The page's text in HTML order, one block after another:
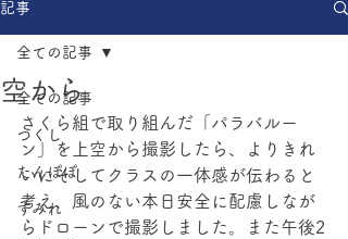
記事
全ての記事
つくし
たんぽぽ
すみれ
全ての記事
空から
さくら組で取り組んだ「パラバルー
ン」を上空から撮影したら、よりきれ
いにそしてクラスの一体感が伝わると
考え、風のない本日安全に配慮しなが
らドローンで撮影しました。また午後2